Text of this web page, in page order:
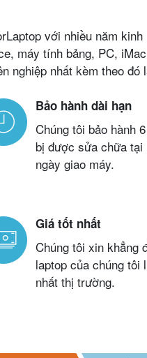
với nhiều năm
máy tính bảng, PC,
nghiệp nhất kèm theo
Bảo hành dài hạn
Chúng tôi bảo hành
bị được sửa chữa
ngày giao máy.
Giá tốt nhất
Chúng tôi xin khẳng
laptop của chúng tôi
nhất thị trường.